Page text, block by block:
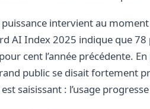
intervient au
AI Index 2025 indique que
cent l’année précédente.
public se disait fortement
est saisissant : l’usage